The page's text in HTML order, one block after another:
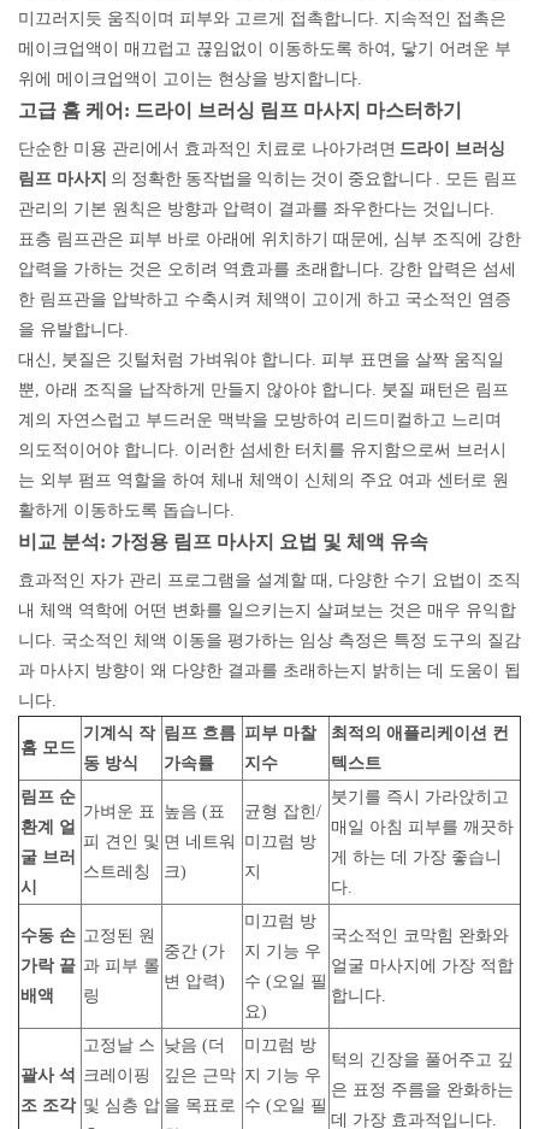
미끄러지듯 움직이며 피부와 고르게 접촉합니다. 지속적인 접촉은
메이크업액이 매끄럽고 끊임없이 이동하도록 하여, 닿기 어려운 부
위에 메이크업액이 고이는 현상을 방지합니다.
고급 홈 케어: 드라이 브러싱 림프 마사지 마스터하기
단순한 미용 관리에서 효과적인 치료로 나아가려면 드라이 브러싱
림프 마사지 의 정확한 동작법을 익히는 것이 중요합니다 . 모든 림프
관리의 기본 원칙은 방향과 압력이 결과를 좌우한다는 것입니다.
표층 림프관은 피부 바로 아래에 위치하기 때문에, 심부 조직에 강한
압력을 가하는 것은 오히려 역효과를 초래합니다. 강한 압력은 섬세
한 림프관을 압박하고 수축시켜 체액이 고이게 하고 국소적인 염증
을 유발합니다.
대신, 붓질은 깃털처럼 가벼워야 합니다. 피부 표면을 살짝 움직일
뿐, 아래 조직을 납작하게 만들지 않아야 합니다. 붓질 패턴은 림프
계의 자연스럽고 부드러운 맥박을 모방하여 리드미컬하고 느리며
의도적이어야 합니다. 이러한 섬세한 터치를 유지함으로써 브러시
는 외부 펌프 역할을 하여 체내 체액이 신체의 주요 여과 센터로 원
활하게 이동하도록 돕습니다.
비교 분석: 가정용 림프 마사지 요법 및 체액 유속
효과적인 자가 관리 프로그램을 설계할 때, 다양한 수기 요법이 조직
내 체액 역학에 어떤 변화를 일으키는지 살펴보는 것은 매우 유익합
니다. 국소적인 체액 이동을 평가하는 임상 측정은 특정 도구의 질감
과 마사지 방향이 왜 다양한 결과를 초래하는지 밝히는 데 도움이 됩
니다.
홈 모드
기계식 작
동 방식
림프 흐름
가속률
피부 마찰
지수
최적의 애플리케이션 컨
텍스트
림프 순
환계 얼
굴 브러
시
가벼운 표
피 견인 및
스트레칭
높음 (표
면 네트워
크)
균형 잡힌/
미끄럼 방
지
붓기를 즉시 가라앉히고
매일 아침 피부를 깨끗하
게 하는 데 가장 좋습니
다.
수동 손
가락 끝
배액
고정된 원
과 피부 롤
링
중간 (가
변 압력)
미끄럼 방
지 기능 우
수 (오일 필
요)
국소적인 코막힘 완화와
얼굴 마사지에 가장 적합
합니다.
괄사 석
조 조각
고정날 스
크레이핑
및 심층 압
낮음 (더
깊은 근막
을 목표로
미끄럼 방
지 기능 우
수 (오일 필
턱의 긴장을 풀어주고 깊
은 표정 주름을 완화하는
데 가장 효과적입니다.